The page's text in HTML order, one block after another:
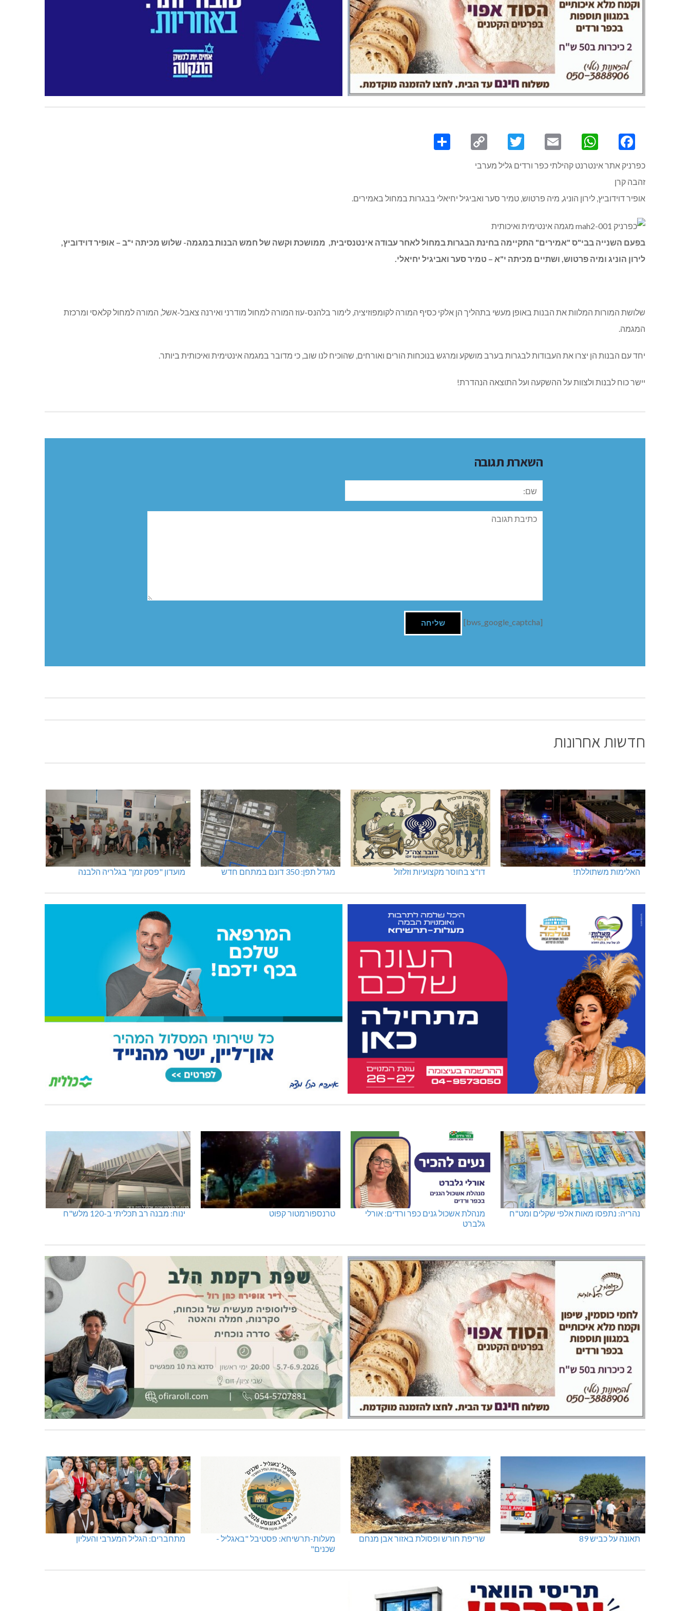
Facebook
WhatsApp
Email
Twitter
Copy
כפרניק אתר אינטרנט קהילתי כפר ורדים גליל מערבי
זהבה קרן
אופיר דוידוביץ, לירון הוניג, מיה פרטוש, טמיר סער ואביגיל יחיאלי בבגרות במחול באמירים.
בפעם השנייה בבי"ס "אמירים" התקיימה בחינת הבגרות במחול לאחר עבודה אינטנסיבית, ממושכת וקשה של חמש הבנות במגמה- שלוש מכיתה י"ב – אופיר דוידוביץ,
לירון הוניג ומיה פרטוש, ושתיים מכיתה י"א – טמיר סער ואביגיל יחיאלי.
שלושת המורות המלוות את הבנות באופן מעשי בתהליך הן אלקי כסיף המורה לקומפוזיציה, לימור בלהנס-עוז המורה למחול מודרני ואירנה צאבל-אשל, המורה למחול קלאסי ומרכזת
המגמה.
יחד עם הבנות הן יצרו את העבודות לבגרות בערב מושקע ומרגש בנוכחות הורים ואורחים, שהוכיח לנו שוב, כי מדובר במגמה אינטימית ואיכותית ביותר.
יישר כוח לבנות ולצוות על ההשקעה ועל התוצאה הנהדרת!
השארת תגובה
תגובה
[bws_google_captcha]
חדשות אחרונות
האלימות משתוללת! מועדון "פסק זמן" בגלריה הלבנה
נהריה: נתפסו מאות אלפי שקלים ומט"ח
מנהלת אשכול גנים כפר ורדים: אורלי
גלברט
טרנספורמטור קפוט ינוח: מבנה רב תכליתי ב-120 מלש"ח